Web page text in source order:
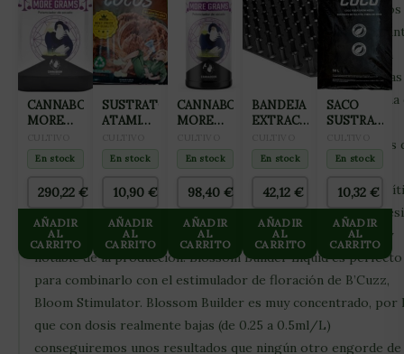
Blossom Builder Liquid de B’Cuzz en un engorde de cogollos
mineral de la gama alta de Atami, que favorecerá un
producción de cogollos pesados y bien prensados. Blossom
Builder es un engorde finalizador ya que se aplica durante las
últimas 4 semanas del cultivo (siempre respetando la semana
limpieza) por lo que también ayuda a una maduración de la
cosecha más homogénea. Engorde y madurador de cogollos
aportaremos toda la energía necesaria para la etapa más
de la floración, ya que ahí es donde realmente la planta
de estos elementos, lo cual se traducirá en un aumento muy
notable de la producción. Blossom Builder Liquid es perfecto
para combinarlo con el estimulador de floración de B’Cuzz,
Bloom Stimulator. Blossom Builder es muy concentrado, por
que con dosis realmente bajas (de 0.25 a 0.5ml/L)
conseguiremos unos resultados que ningún otro engorde de
CANNABOOM
MORE
5LEn stock
290,22 €
AÑADIR
AL
CARRITO
SUSTRATO
ATAMI
WASHED
&
50 L
En stock
10,90€
AÑADIR
AL
CARRITO
CANNABOOM
MORE
1150ML
En stock
98,40€
AÑADIR
AL
CARRITO
BANDEJA
EXTRACCION
ALVEOLOS
En stock
42,12€
AÑADIR
AL
CARRITO
SACO
SUSTRATO
GROTEK
50L
En stock
10,32€
AÑADIR
AL
CARRITO